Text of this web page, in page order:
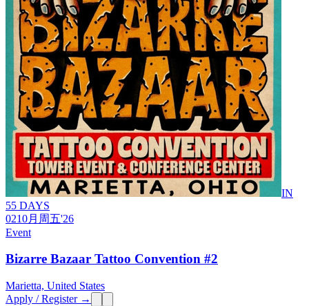
IN
55 DAYS
0210月 周五'26
Event
Bizarre Bazaar Tattoo Convention #2
Marietta, United States
Apply / Register →